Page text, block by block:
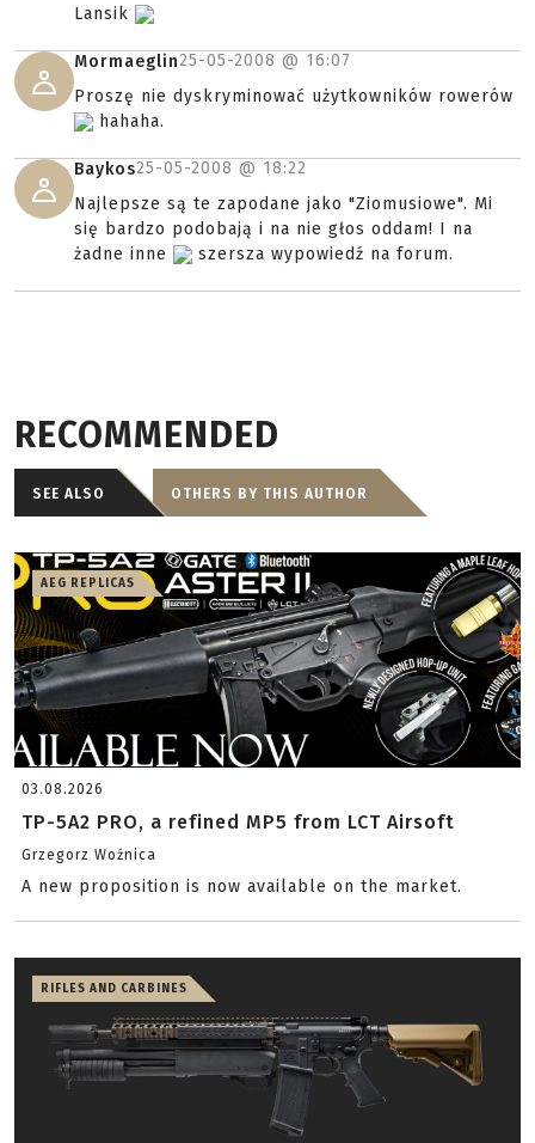
Lansik
Mormaeglin25-05-2008 @ 16:07
Proszę nie dyskryminować użytkowników rowerów
hahaha.
Baykos25-05-2008 @ 18:22
Najlepsze są te zapodane jako "Ziomusiowe". Mi
się bardzo podobają i na nie głos oddam! I na
żadne inne
szersza wypowiedź na forum.
RECOMMENDED
SEE ALSO OTHERS BY THIS AUTHOR
AEG REPLICAS
03.08.2026
TP-5A2 PRO, a refined MP5 from LCT Airsoft
Grzegorz Woźnica
A new proposition is now available on the market.
RIFLES AND CARBINES